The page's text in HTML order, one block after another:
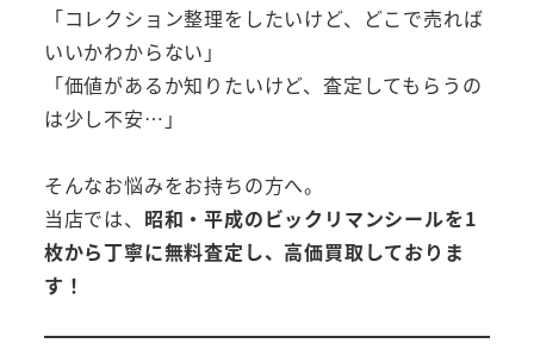
「コレクション整理をしたいけど、どこで売れば
いいかわからない」
「価値があるか知りたいけど、査定してもらうの
は少し不安…」
そんなお悩みをお持ちの方へ。
当店では、 昭和・平成のビックリマンシールを1
枚から丁寧に無料査定し、高価買取しておりま
す！